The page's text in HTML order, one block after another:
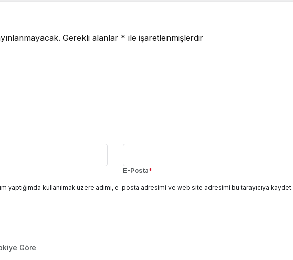
Gerekli alanlar * ile işaretlenmişlerdir
E-Posta*
yaptığımda kullanılmak üzere adımı, e-posta adresimi ve web site adresimi bu tarayıcıya kaydet.
Göre